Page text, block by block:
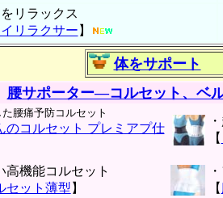
をリラックス
リラクサー 】
体をサポート
腰サポーター―コルセット、ベ
た腰痛予防コルセット
のコルセット プレミアプ仕
【
高機能コルセット
セット薄型 】
【